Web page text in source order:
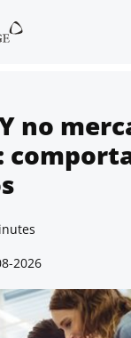
no
2026